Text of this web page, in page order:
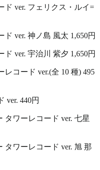
ド ver. フェリクス・ルイ=
ver. 神ノ島 風太 1,650円
ver. 宇治川 紫夕 1,650円
レコード ver.(全 10 種) 495
ver. 440円
タワーレコード ver. 七星
タワーレコード ver. 旭 那